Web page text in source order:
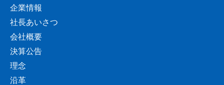
企業情報
社長あいさつ
会社概要
決算公告
理念
沿革